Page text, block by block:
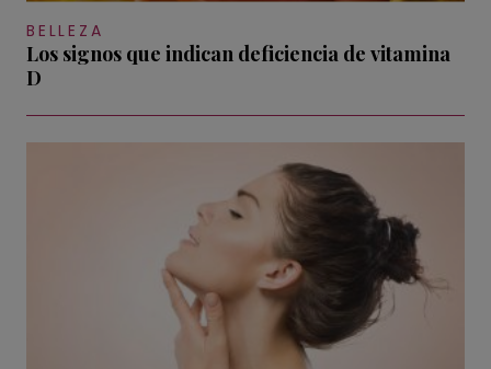
BELLEZA
Los signos que indican deficiencia de vitamina
D